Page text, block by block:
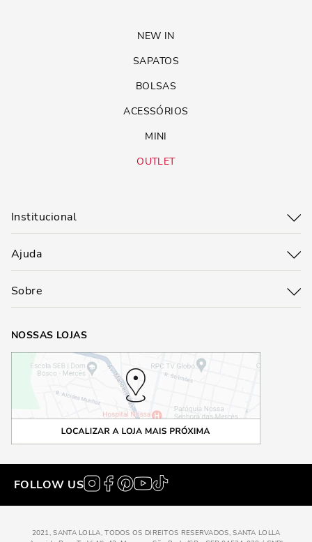
NEW IN
SAPATOS
BOLSAS
ACESSÓRIOS
MINI
OUTLET
Institucional
Ajuda
Sobre
NOSSAS LOJAS
FOLLOW US
2021, SANTA LOLLA, TODOS OS DIREITOS RESERVADOS, SANTA LOLLA